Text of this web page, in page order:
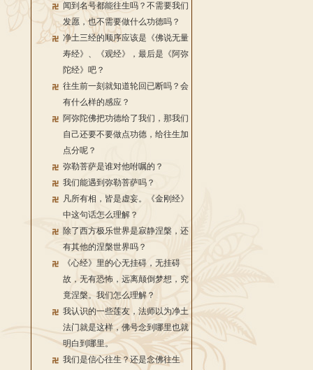
闻到名号都能往生吗？不需要我们
发愿，也不需要做什么功德吗？
净土三经的顺序应该是《佛说无量
寿经》、《观经》，最后是《阿弥
陀经》吧？
往生前一刻就知道轮回已断吗？会
有什么样的感应？
阿弥陀佛把功德给了我们，那我们
自己还要不要做点功德，给往生加
点分呢？
弥勒菩萨是谁对他咐嘱的？
我们能遇到弥勒菩萨吗？
凡所有相，皆是虚妄。《金刚经》
中这句话怎么理解？
除了西方极乐世界是寂静涅槃，还
有其他的涅槃世界吗？
《心经》里的心无挂碍，无挂碍
故，无有恐怖，远离颠倒梦想，究
竟涅槃。我们怎么理解？
我认识的一些莲友，法师以为净土
法门就是这样，佛号念到哪里也就
明白到哪里。
我们是信心往生？还是念佛往生